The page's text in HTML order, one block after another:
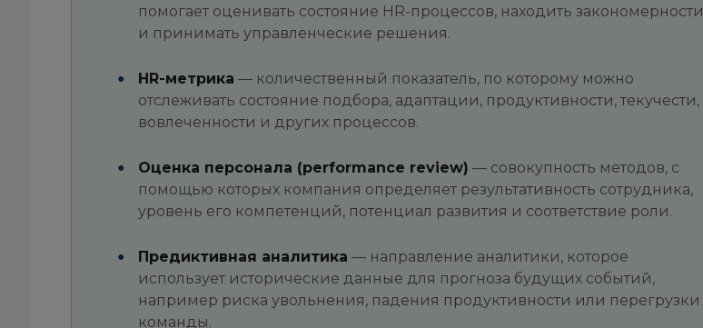
помогает оценивать состояние HR-процессов, находить закономерности
и принимать управленческие решения.
HR-метрика — количественный показатель, по которому можно
отслеживать состояние подбора, адаптации, продуктивности, текучести,
вовлеченности и других процессов.
Оценка персонала (performance review) — совокупность методов, с
помощью которых компания определяет результативность сотрудника,
уровень его компетенций, потенциал развития и соответствие роли.
Предиктивная аналитика — направление аналитики, которое
использует исторические данные для прогноза будущих событий,
например риска увольнения, падения продуктивности или перегрузки
команды.